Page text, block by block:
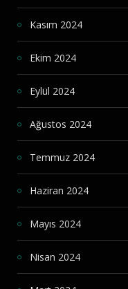
Kasım 2024
Ekim 2024
Eylül 2024
Ağustos 2024
Temmuz 2024
Haziran 2024
Mayıs 2024
Nisan 2024